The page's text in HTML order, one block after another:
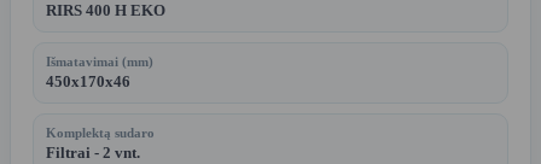
RIRS 400 H EKO
Išmatavimai (mm)
450x170x46
Komplektą sudaro
Filtrai - 2 vnt.